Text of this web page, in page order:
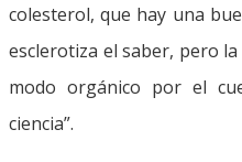
colesterol, que hay una
esclerotiza el saber, pero
modo orgánico por el
ciencia”.